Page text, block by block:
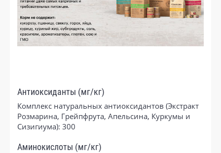
Антиоксиданты (мг/кг)
Комплекс натуральных антиоксидантов (Экстракт
Розмарина, Грейпфрута, Апельсина, Куркумы и
Сизигиума): 300
Аминокислоты (мг/кг)